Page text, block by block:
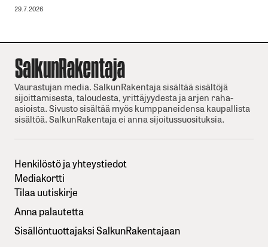
29.7.2026
Vaurastujan media. SalkunRakentaja sisältää sisältöjä
sijoittamisesta, taloudesta, yrittäjyydesta ja arjen raha-
asioista. Sivusto sisältää myös kumppaneidensa kaupallista
sisältöä. SalkunRakentaja ei anna sijoitussuosituksia.
Henkilöstö ja yhteystiedot
Mediakortti
Tilaa uutiskirje
Anna palautetta
Sisällöntuottajaksi SalkunRakentajaan